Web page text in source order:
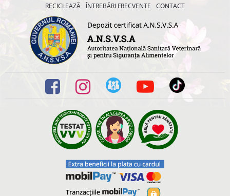
RECICLEAZĂ ÎNTREBĂRI FRECVENTE CONTACT